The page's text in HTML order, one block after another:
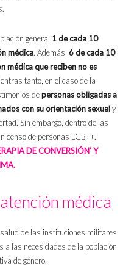
general 1 de cada 10
médica. Además, 6 de cada 10
médica que reciben no es
tanto, en el caso de la
depersonas obligadas a
con su orientación sexualy
Sin embargo, dentro de las
censo de personas LGBT+.
DE CONVERSIÓN’ Y
médica
de las instituciones militares
a las necesidades de la población
de género.